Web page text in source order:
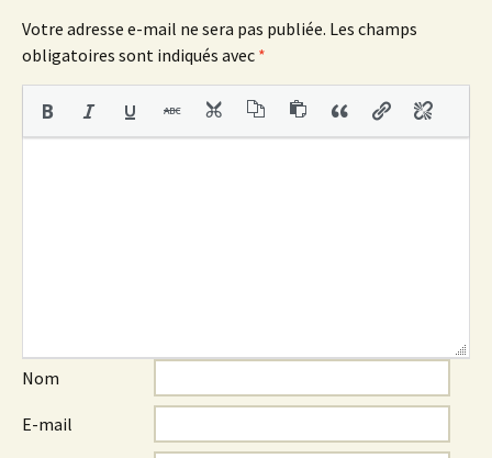
Votre adresse e-mail ne sera pas publiée. Les champs
obligatoires sont indiqués avec *
Nom
E-mail